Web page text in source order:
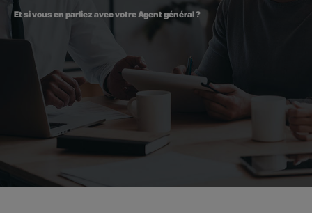
Et si vous en parliez avec votre Agent général ?